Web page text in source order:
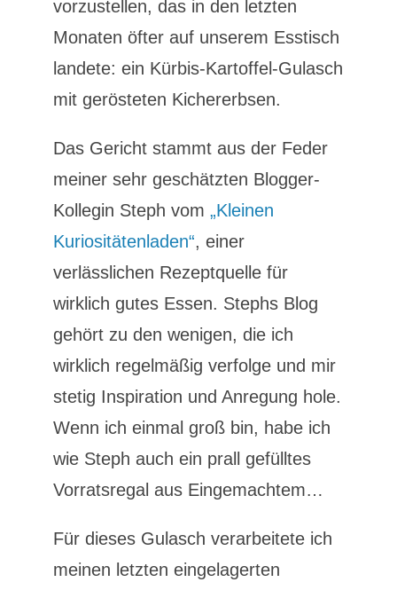
vorzustellen, das in den letzten
Monaten öfter auf unserem Esstisch
landete: ein Kürbis-Kartoffel-Gulasch
mit gerösteten Kichererbsen.
Das Gericht stammt aus der Feder
meiner sehr geschätzten Blogger-
Kollegin Steph vom „Kleinen
Kuriositätenladen“, einer
verlässlichen Rezeptquelle für
wirklich gutes Essen. Stephs Blog
gehört zu den wenigen, die ich
wirklich regelmäßig verfolge und mir
stetig Inspiration und Anregung hole.
Wenn ich einmal groß bin, habe ich
wie Steph auch ein prall gefülltes
Vorratsregal aus Eingemachtem…
Für dieses Gulasch verarbeitete ich
meinen letzten eingelagerten